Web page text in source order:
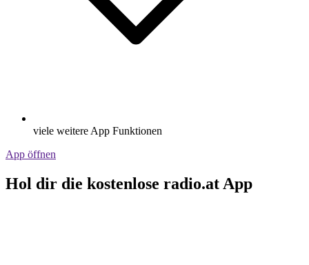
viele weitere App Funktionen
App öffnen
Hol dir die kostenlose radio.at App